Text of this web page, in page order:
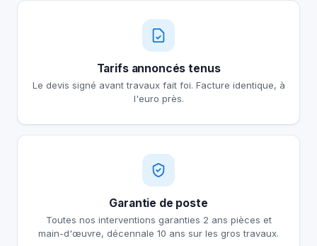
Tarifs annoncés tenus
Le devis signé avant travaux fait foi. Facture identique, à
l'euro près.
Garantie de poste
Toutes nos interventions garanties 2 ans pièces et
main-d'œuvre, décennale 10 ans sur les gros travaux.